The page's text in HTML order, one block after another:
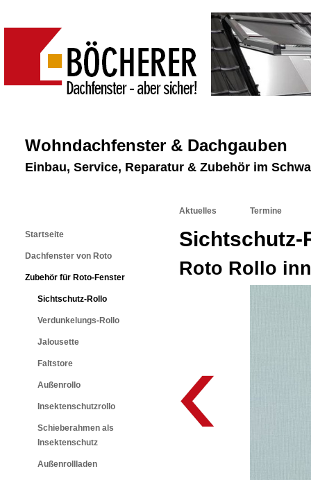
Wohndachfenster & Dachgauben
Einbau, Service, Reparatur & Zubehör im
Startseite
Dachfenster von Roto
Zubehör für Roto-Fenster
Sichtschutz-Rollo
Verdunkelungs-Rollo
Jalousette
Faltstore
Außenrollo
Insektenschutzrollo
Schieberahmen als
Insektenschutz
Außenrollladen
Aktuelles Termine
Sichtschutz-
Roto Rollo